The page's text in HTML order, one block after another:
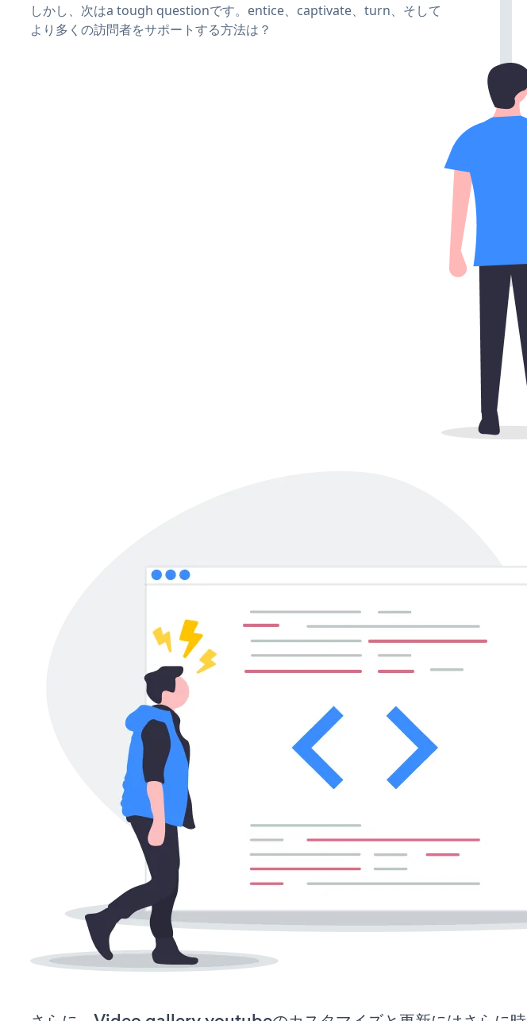
しかし、次はa tough questionです。entice、captivate、turn、そして
より多くの訪問者をサポートする方法は？